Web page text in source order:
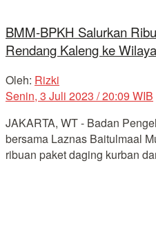
BMM-BPKH Salurkan
Rendang Kaleng ke
Oleh: Rizki
Senin, 3 Juli 2023 / 20:09 WIB
JAKARTA, WT - Badan
bersama Laznas Baitulmaal
ribuan paket daging kurban